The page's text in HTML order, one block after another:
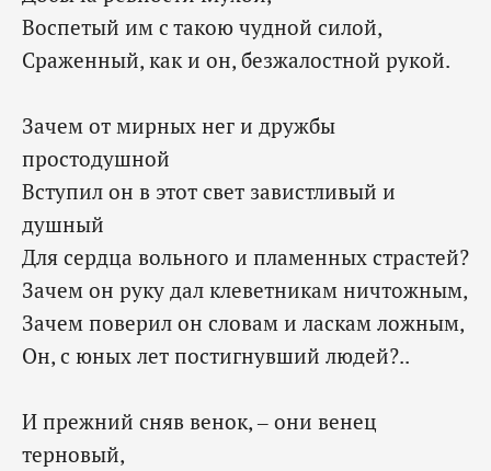
Воспетый им с такою чудной силой,
Сраженный, как и он, безжалостной рукой.
Зачем от мирных нег и дружбы
простодушной
Вступил он в этот свет завистливый и
душный
Для сердца вольного и пламенных страстей?
Зачем он руку дал клеветникам ничтожным,
Зачем поверил он словам и ласкам ложным,
Он, с юных лет постигнувший людей?..
И прежний сняв венок, – они венец
терновый,